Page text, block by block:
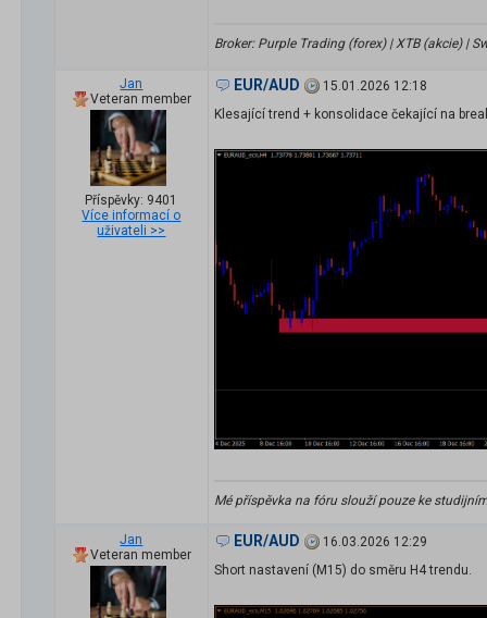
Broker: Purple Trading (forex) | XTB (akcie) |
Jan
Veteran member
Příspěvky: 9401
Více informací o
uživateli >>
EUR/AUD
15.01.2026 12:18
Klesající trend + konsolidace čekající na
Mé příspěvka na fóru slouží pouze ke
Jan
Veteran member
EUR/AUD
16.03.2026 12:29
Short nastavení (M15) do směru H4 trendu.